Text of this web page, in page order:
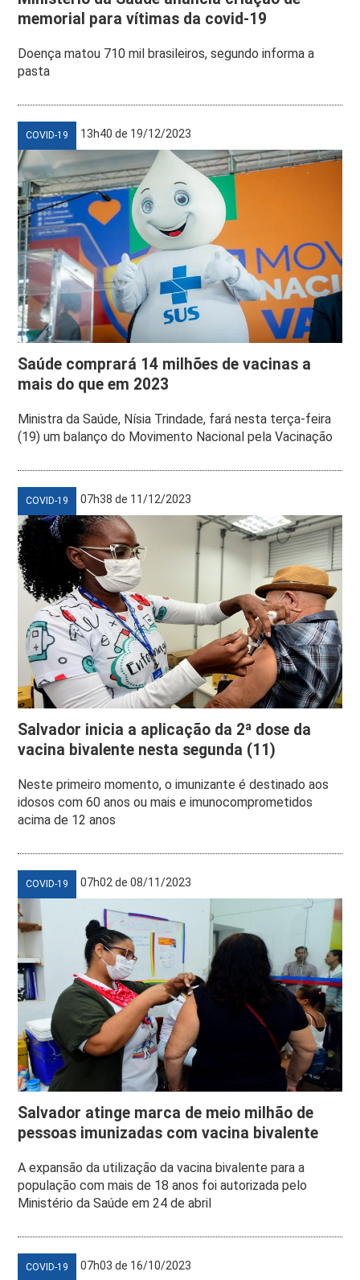
memorial para vítimas da covid-19
Doença matou 710 mil brasileiros, segundo informa a
pasta
COVID-19 13h40 de 19/12/2023
Saúde comprará 14 milhões de vacinas a
mais do que em 2023
Ministra da Saúde, Nísia Trindade, fará nesta terça-feira
(19) um balanço do Movimento Nacional pela Vacinação
COVID-19 07h38 de 11/12/2023
Salvador inicia a aplicação da 2ª dose da
vacina bivalente nesta segunda (11)
Neste primeiro momento, o imunizante é destinado aos
idosos com 60 anos ou mais e imunocomprometidos
acima de 12 anos
COVID-19 07h02 de 08/11/2023
Salvador atinge marca de meio milhão de
pessoas imunizadas com vacina bivalente
A expansão da utilização da vacina bivalente para a
população com mais de 18 anos foi autorizada pelo
Ministério da Saúde em 24 de abril
COVID-19 07h03 de 16/10/2023